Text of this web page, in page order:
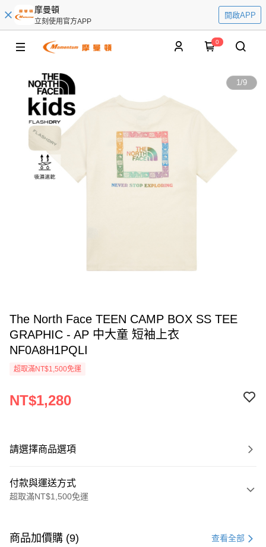
摩曼頓
立刻使用官方APP
開啟APP
0
1/9
The North Face TEEN CAMP BOX SS TEE
GRAPHIC - AP 中大童 短袖上衣
NF0A8H1PQLI
超取滿NT$1,500免運
NT$1,280
請選擇商品選項
付款與運送方式
超取滿NT$1,500免運
信用卡一次付款
商品加價購 (9) 查看全部